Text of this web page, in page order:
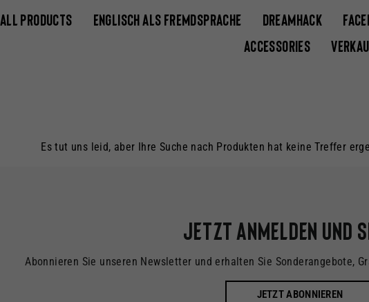
ALL PRODUCTS ENGLISCH ALS FREMDSPRACHE DREAMHACK
ACCESSORIES
Es tut uns leid, aber Ihre Suche nach Produkten hat keine Treffer
Jetzt anmelden und
Abonnieren Sie unseren Newsletter und erhalten Sie Sonderangebote,
JETZT ABONNIEREN